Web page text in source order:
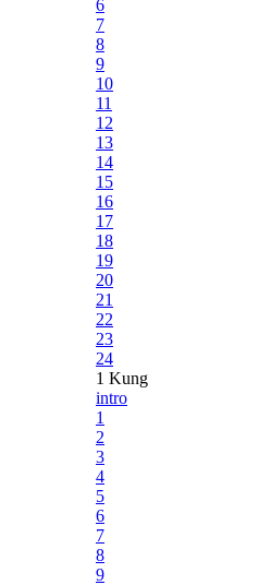
6
7
8
9
10
11
12
13
14
15
16
17
18
19
20
21
22
23
24
1 Kung
intro
1
2
3
4
5
6
7
8
9